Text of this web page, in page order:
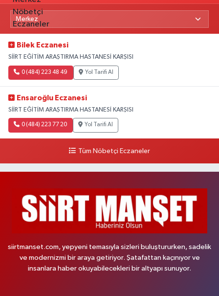
Bilek Eczanesi
SİİRT EĞİTİM ARAŞTIRMA HASTANESİ KARŞISI
0 (484) 223 48 49 Yol Tarifi Al
Ensaroğlu Eczanesi
SİİRT EĞİTİM ARAŞTIRMA HASTANESİ KARŞISI
0 (484) 223 77 20 Yol Tarifi Al
Tüm Nöbetçi Eczaneler
siirtmanset.com, yepyeni temasıyla sizleri buluştururken, sadelik
ve modernizmi bir araya getiriyor. Şatafattan kaçınıyor ve
insanlara haber okuyabilecekleri bir altyapı sunuyor.